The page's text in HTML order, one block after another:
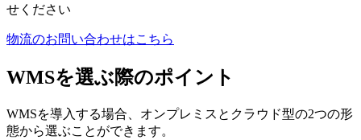
せください
物流のお問い合わせはこちら
WMSを選ぶ際のポイント
WMSを導入する場合、オンプレミスとクラウド型の2つの形
態から選ぶことができます。